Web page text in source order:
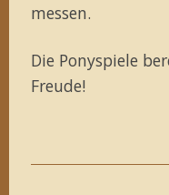
messen.
Die Ponyspiele
Freude!